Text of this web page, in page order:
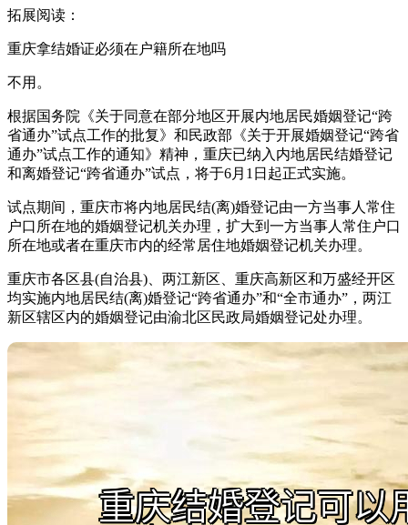
拓展阅读：
重庆拿结婚证必须在户籍所在地吗
不用。
根据国务院《关于同意在部分地区开展内地居民婚姻登记“跨
省通办”试点工作的批复》和民政部《关于开展婚姻登记“跨省
通办”试点工作的通知》精神，重庆已纳入内地居民结婚登记
和离婚登记“跨省通办”试点，将于6月1日起正式实施。
试点期间，重庆市将内地居民结(离)婚登记由一方当事人常住
户口所在地的婚姻登记机关办理，扩大到一方当事人常住户口
所在地或者在重庆市内的经常居住地婚姻登记机关办理。
重庆市各区县(自治县)、两江新区、重庆高新区和万盛经开区
均实施内地居民结(离)婚登记“跨省通办”和“全市通办”，两江
新区辖区内的婚姻登记由渝北区民政局婚姻登记处办理。